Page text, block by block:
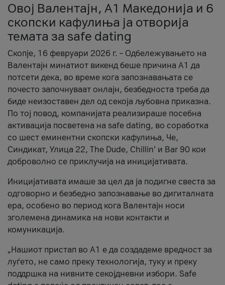
Овој Валентајн, A1 Македонија и 6
скопски кафулиња ја отворија
темата за safe dating
Скопје, 16 февруари 2026 г. – Одбележувањето на
Валентајн минатиот викенд беше причина А1 да
потсети дека, во време кога запознавањата се
почесто започнуваат онлајн, безбедноста треба да
биде неизоставен дел од секоја љубовна приказна.
По тој повод, компанијата реализираше посебна
активација посветена на safe dating, во соработка
со шест еминентни скопски кафулиња, Че,
Синдикат, Улица 22, The Dude, Chillin’ и Bar 90 кои
доброволно се приклучија на иницијативата.
Иницијативата имаше за цел да ја подигне свеста за
одговорно и безбедно запознавање во дигиталната
ера, особено во период кога Валентајн носи
зголемена динамика на нови контакти и
комуникација.
„Нашиот пристап во А1 е да создадеме вредност за
луѓето, не само преку технологија, туку и преку
поддршка на нивните секојдневни избори. Safe